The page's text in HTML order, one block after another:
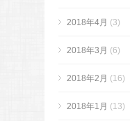
2018年4月 (3)
2018年3月 (6)
2018年2月 (16)
2018年1月 (13)